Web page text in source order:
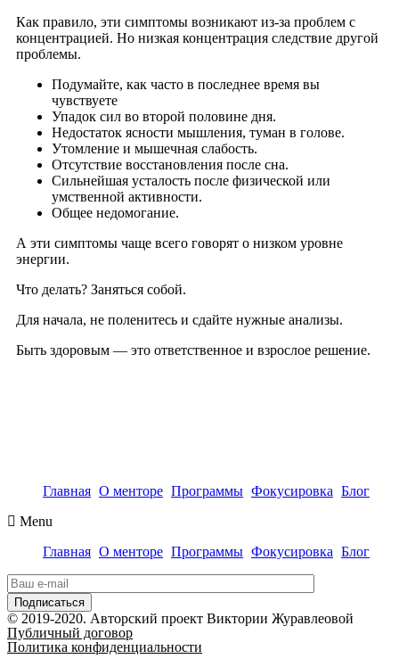
Как правило, эти симптомы возникают из-за проблем с
концентрацией. Но низкая концентрация следствие другой
проблемы.
Подумайте, как часто в последнее время вы
чувствуете
Упадок сил во второй половине дня.
Недостаток ясности мышления, туман в голове.
Утомление и мышечная слабость.
Отсутствие восстановления после сна.
Сильнейшая усталость после физической или
умственной активности.
Общее недомогание.
А эти симптомы чаще всего говорят о низком уровне
энергии.
Что делать? Заняться собой.
Для начала, не поленитесь и сдайте нужные анализы.
Быть здоровым — это ответственное и взрослое решение.
Главная О менторе Программы Фокусировка Блог
Menu
Главная О менторе Программы Фокусировка Блог
© 2019-2020. Авторский проект Виктории Журавлеовой
Публичный договор
Политика конфиденциальности